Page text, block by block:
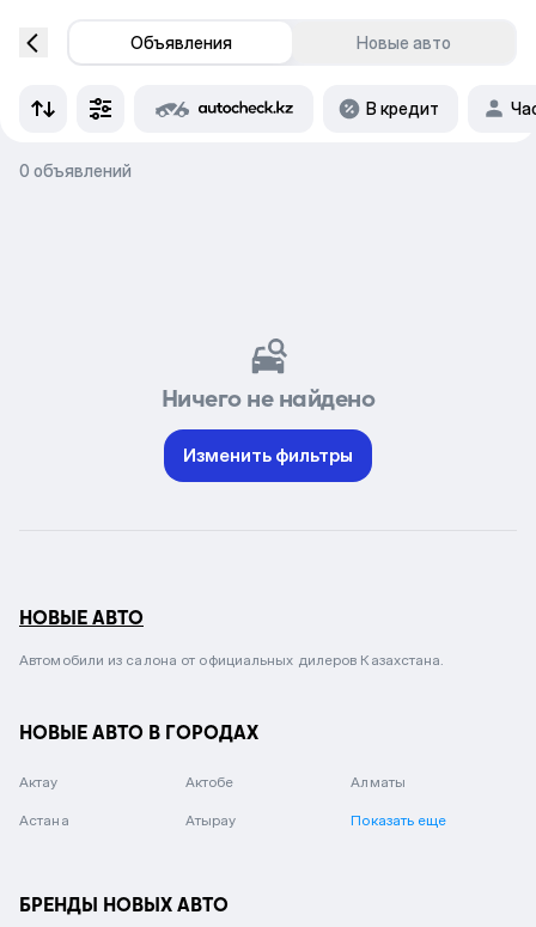
Объявления Новые авто
В кредит
0 объявлений
Ничего не найдено
Изменить фильтры
НОВЫЕ АВТО
Автомобили из салона от официальных дилеров Казахстана.
НОВЫЕ АВТО В ГОРОДАХ
Актау Актобе Алматы
Астана Атырау Показать еще
БРЕНДЫ НОВЫХ АВТО